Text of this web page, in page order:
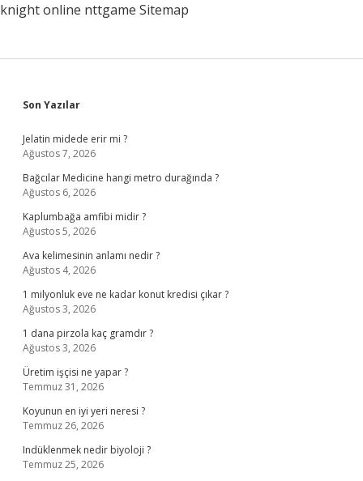
knight online nttgame Sitemap
Sidebar
Son Yazılar
Jelatin midede erir mi ?
Ağustos 7, 2026
Bağcılar Medicine hangi metro durağında ?
Ağustos 6, 2026
Kaplumbağa amfibi midir ?
Ağustos 5, 2026
Ava kelimesinin anlamı nedir ?
Ağustos 4, 2026
1 milyonluk eve ne kadar konut kredisi çıkar ?
Ağustos 3, 2026
1 dana pirzola kaç gramdır ?
Ağustos 3, 2026
Üretim işçisi ne yapar ?
Temmuz 31, 2026
Koyunun en iyi yeri neresi ?
Temmuz 26, 2026
Indüklenmek nedir biyoloji ?
Temmuz 25, 2026